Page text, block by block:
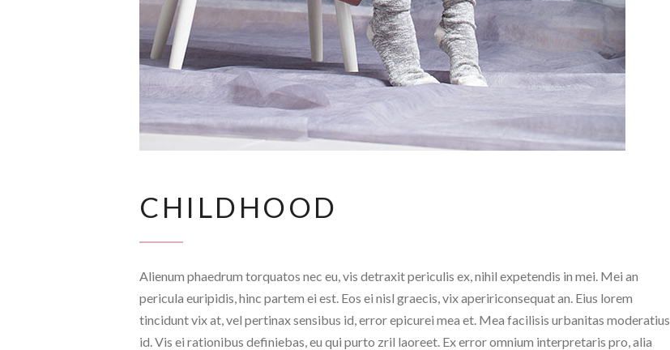
CHILDHOOD
Alienum phaedrum torquatos nec eu, vis detraxit periculis ex, nihil expetendis in mei. Mei an
pericula euripidis, hinc partem ei est. Eos ei nisl graecis, vix apeririconsequat an. Eius lorem
tincidunt vix at, vel pertinax sensibus id, error epicurei mea et. Mea facilisis urbanitas moderatius
id. Vis ei rationibus definiebas, eu qui purto zril laoreet. Ex error omnium interpretaris pro, alia